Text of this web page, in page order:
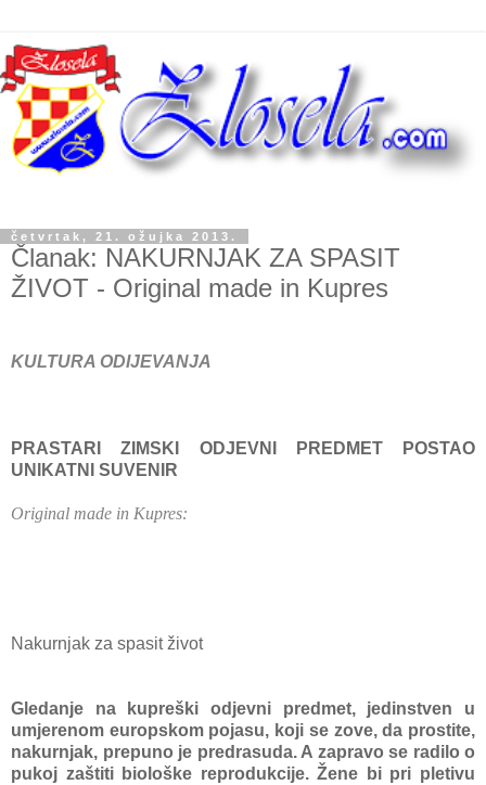
četvrtak, 21. ožujka 2013.
Članak: NAKURNJAK ZA SPASIT
ŽIVOT - Original made in Kupres
KULTURA ODIJEVANJA
PRASTARI ZIMSKI ODJEVNI PREDMET POSTAO
UNIKATNI SUVENIR
Original made in Kupres:
Nakurnjak za spasit život
Gledanje na kupreški odjevni predmet, jedinstven u
umjerenom europskom pojasu, koji se zove, da prostite,
nakurnjak, prepuno je predrasuda. A zapravo se radilo o
pukoj zaštiti biološke reprodukcije. Žene bi pri pletivu